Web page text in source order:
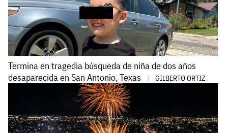
Termina en tragedia búsqueda de niña de dos años
desaparecida en San Antonio, Texas
GILBERTO ORTIZ